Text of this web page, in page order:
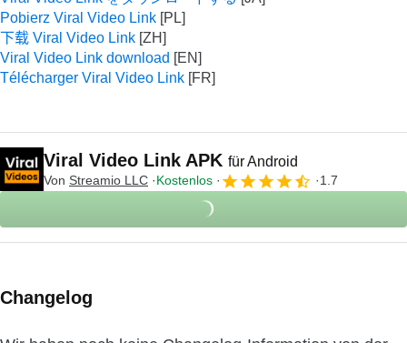
Pobierz Viral Video Link
下载 Viral Video Link
Viral Video Link download
Télécharger Viral Video Link
Viral Video Link APK für Android
Von Streamio LLC Kostenlos 1.7
Changelog